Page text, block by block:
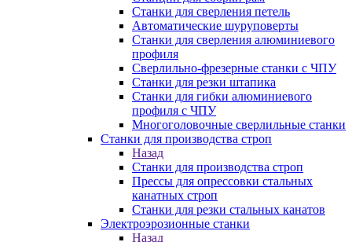
Станки для сверления петель
Автоматические шуруповерты
Станки для сверления алюминиевого
профиля
Сверлильно-фрезерные станки с ЧПУ
Станки для резки штапика
Станки для гибки алюминиевого
профиля с ЧПУ
Многоголовочные сверлильные станки
Станки для производства строп
Назад
Станки для производства строп
Прессы для опрессовки стальных
канатных строп
Станки для резки стальных канатов
Электроэрозионные станки
Назад